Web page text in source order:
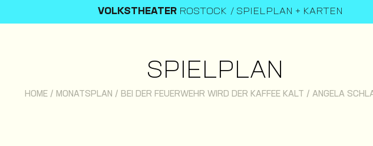
VOLKSTHEATER ROSTOCK SPIELPLAN + KARTEN
SPIELPLAN
HOME/ MONATSPLAN / BEI DER FEUERWEHR WIRD DER KAFFEE KALT / ANGELA